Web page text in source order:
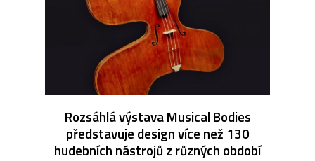
Rozsáhlá výstava Musical Bodies
představuje design více než 130
hudebních nástrojů z různých období